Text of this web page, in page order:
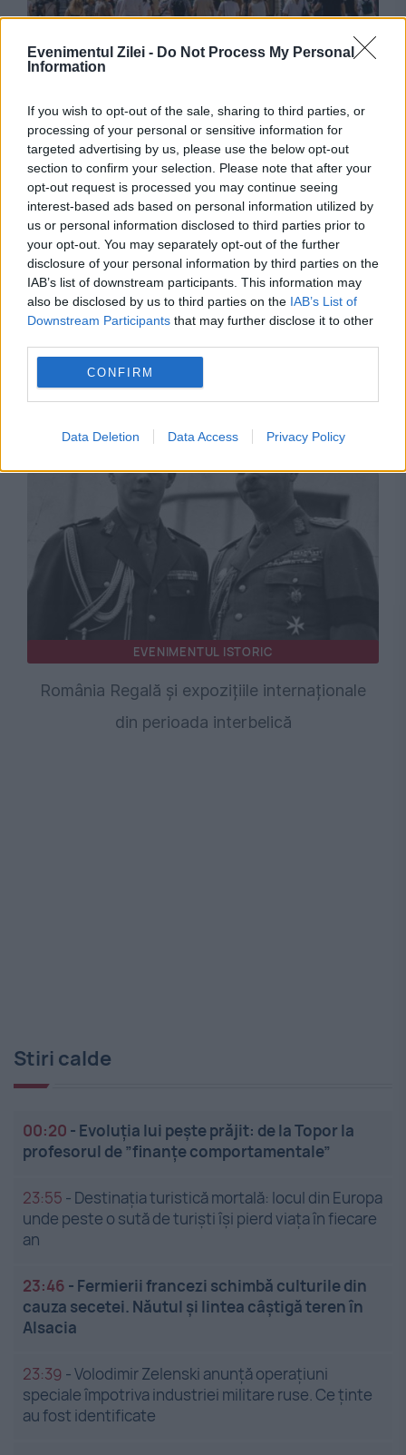
Evenimentul Zilei - Do Not Process My Personal
Information
If you wish to opt-out of the sale, sharing to third parties, or
processing of your personal or sensitive information for
targeted advertising by us, please use the below opt-out
section to confirm your selection. Please note that after your
opt-out request is processed you may continue seeing
interest-based ads based on personal information utilized by
us or personal information disclosed to third parties prior to
your opt-out. You may separately opt-out of the further
disclosure of your personal information by third parties on the
IAB’s list of downstream participants. This information may
also be disclosed by us to third parties on the IAB’s List of
Downstream Participants that may further disclose it to other
CONFIRM
Data Deletion Data Access Privacy Policy
SOCIAL
Calea Victoriei va fi închisă circulației
EVENIMENTUL ISTORIC
imaginii României
EVENIMENTUL ISTORIC
România Regală și expozițiile internaționale
din perioada interbelică
Stiri calde
00:20 - Evoluția lui pește prăjit: de la Topor la
profesorul de ”finanțe comportamentale”
23:55 - Destinația turistică mortală: locul din Europa
unde peste o sută de turiști își pierd viața în fiecare
an
23:46 - Fermierii francezi schimbă culturile din
cauza secetei. Năutul și lintea câștigă teren în
Alsacia
23:39 -Volodimir Zelenski anunță operațiuni
speciale împotriva industriei militare ruse. Ce ținte
au fost identificate